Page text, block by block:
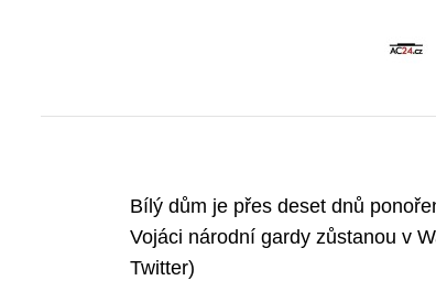
Bílý dům je přes deset dnů
Vojáci národní gardy zůstanou v
Twitter)